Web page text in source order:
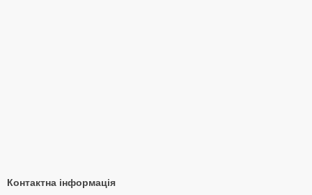
Контактна інформація